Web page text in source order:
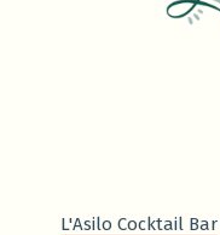
L'Asilo Cocktail Bar